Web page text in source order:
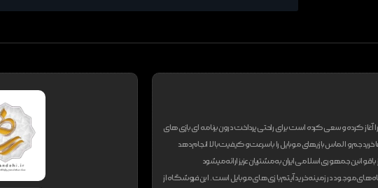
از سال 1396 کار خود را آغاز کرده و سعی کرده است برای راحتی پرداخت درون برنامه ای بازی های
خرید جم و الماس بازیهای موبایل را با سرعت و کیفیت بالا انجام دهد
قوانین جمهوری اسلامی ایران به مشتریان عزیز ارائه میشود
موجود در زمینه خرید آیتم بازی های موبایل است. این فروشگاه از